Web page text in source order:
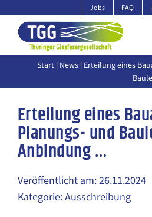
Inhalt
springen
Jobs FAQ
Start | News | Erteilung eines
Erteilung eines
Planungs- und
Anbindung …
Veröffentlicht am: 26.11.2024
Kategorie: Ausschreibung